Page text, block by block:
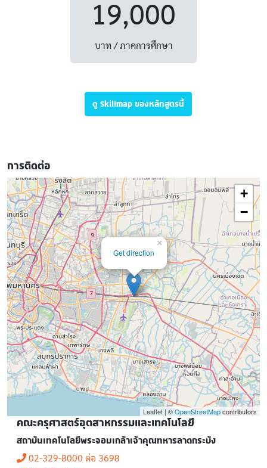
19,000
บาท / ภาคการศึกษา
ดู Skillmap ของหลักสูตรนี้
การติดต่อ
Get direction
×
+
−
Leaflet | ©OpenStreetMapcontributors
คณะครุศาสตร์อุตสาหกรรมและเทคโนโลยี
สถาบันเทคโนโลยีพระจอมเกล้าเจ้าคุณทหารลาดกระบัง
02-329-8000 ต่อ 3698